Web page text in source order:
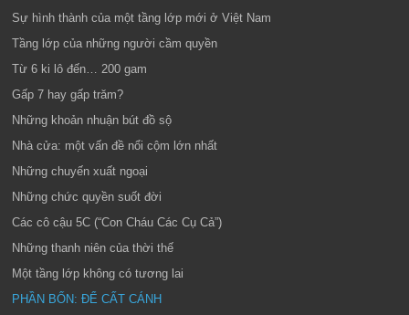
Sự hình thành của một tầng lớp mới ở Việt Nam
Tầng lớp của những người cầm quyền
Từ 6 ki lô đến… 200 gam
Gấp 7 hay gấp trăm?
Những khoản nhuận bút đồ sộ
Nhà cửa: một vấn đề nổi cộm lớn nhất
Những chuyến xuất ngoại
Những chức quyền suốt đời
Các cô cậu 5C (“Con Cháu Các Cụ Cả”)
Những thanh niên của thời thế
Một tầng lớp không có tương lai
PHẦN BỐN: ĐỂ CẤT CÁNH